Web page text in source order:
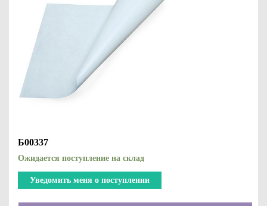
Б00337
Ожидается поступление на склад
Уведомить меня о поступлении